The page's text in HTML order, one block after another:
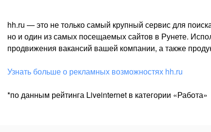
hh.ru — это не только самый крупный сервис для
но и один из самых посещаемых сайтов в Рунете.
продвижения вакансий вашей компании, а также
Узнать больше о рекламных возможностях hh.ru
*по данным рейтинга Liveinternet в категории «Работа»